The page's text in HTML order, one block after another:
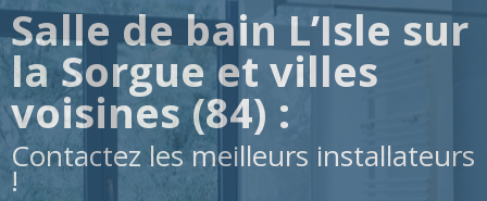
Salle de bain L’Isle sur
la Sorgue et villes
voisines (84) :
Contactez les meilleurs installateurs
!